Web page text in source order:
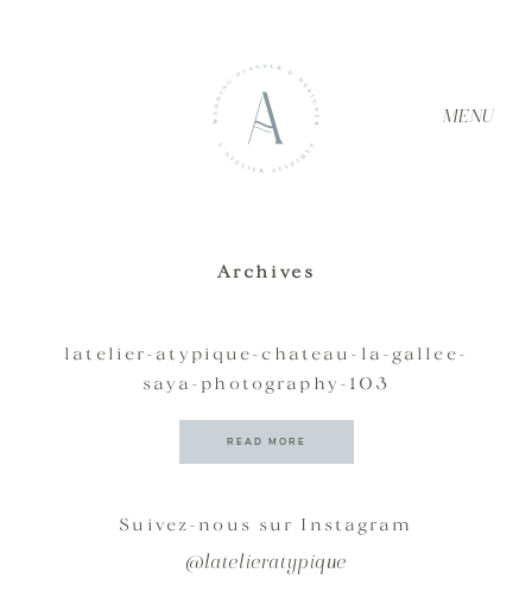
MENU
Archives
latelier-atypique-chateau-la-gallee-
saya-photography-103
READ MORE
Suivez-nous sur Instagram
@latelieratypique